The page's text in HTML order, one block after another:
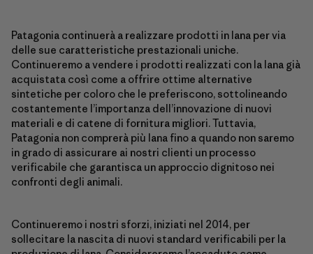
Patagonia continuerà a realizzare prodotti in lana per via
delle sue caratteristiche prestazionali uniche.
Continueremo a vendere i prodotti realizzati con la lana già
acquistata così come a offrire ottime alternative
sintetiche per coloro che le preferiscono, sottolineando
costantemente l’importanza dell’innovazione di nuovi
materiali e di catene di fornitura migliori. Tuttavia,
Patagonia non comprerà più lana fino a quando non saremo
in grado di assicurare ai nostri clienti un processo
verificabile che garantisca un approccio dignitoso nei
confronti degli animali.
Continueremo i nostri sforzi, iniziati nel 2014, per
sollecitare la nascita di nuovi standard verificabili per la